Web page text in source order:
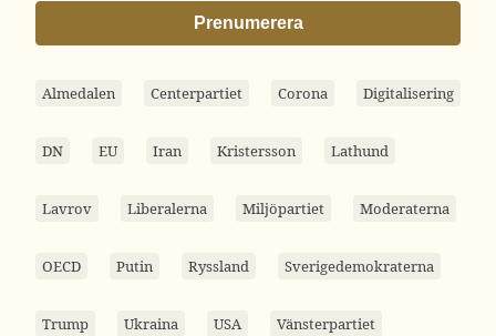
Prenumerera
Almedalen Centerpartiet Corona Digitalisering
DN EU Iran Kristersson Lathund
Lavrov Liberalerna Miljöpartiet Moderaterna
OECD Putin Ryssland Sverigedemokraterna
Trump Ukraina USA Vänsterpartiet